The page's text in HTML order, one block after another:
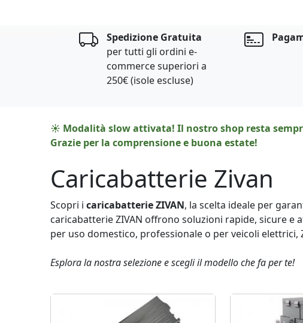
Spedizione Gratuita
per tutti gli ordini e-
commerce superiori a
250€ (isole escluse)
☀️ Modalità slow attivata! Il nostro shop resta
Grazie per la comprensione e buona estate!
Caricabatterie Zivan
Scopri i caricabatterie ZIVAN, la scelta ideale per
caricabatterie ZIVAN offrono soluzioni rapide, sicure
per uso domestico, professionale o per veicoli
Esplora la nostra selezione e scegli il modello che fa per te!